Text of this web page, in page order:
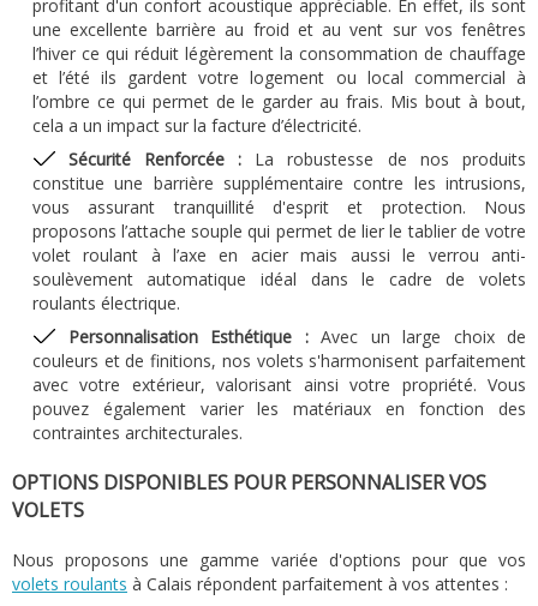
profitant d'un confort acoustique appréciable. En effet, ils sont
une excellente barrière au froid et au vent sur vos fenêtres
l’hiver ce qui réduit légèrement la consommation de chauffage
et l’été ils gardent votre logement ou local commercial à
l’ombre ce qui permet de le garder au frais. Mis bout à bout,
cela a un impact sur la facture d’électricité.
Sécurité Renforcée : La robustesse de nos produits
constitue une barrière supplémentaire contre les intrusions,
vous assurant tranquillité d'esprit et protection. Nous
proposons l’attache souple qui permet de lier le tablier de votre
volet roulant à l’axe en acier mais aussi le verrou anti-
soulèvement automatique idéal dans le cadre de volets
roulants électrique.
Personnalisation Esthétique :Avec un large choix de
couleurs et de finitions, nos volets s'harmonisent parfaitement
avec votre extérieur, valorisant ainsi votre propriété. Vous
pouvez également varier les matériaux en fonction des
contraintes architecturales.
OPTIONS DISPONIBLES POUR PERSONNALISER VOS
VOLETS
Nous proposons une gamme variée d'options pour que vos
volets roulants à Calais répondent parfaitement à vos attentes :